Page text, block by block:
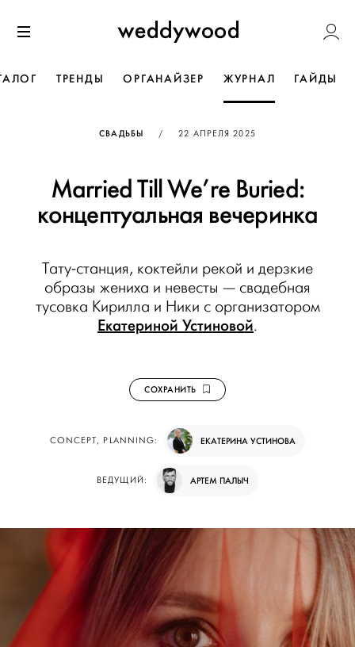
к содержанию
Weddywood
ТРЕНДЫ ОРГАНАЙЗЕР ЖУРНАЛ ГАЙДЫ
СВАДЬБЫ / ОПУБЛИКОВАНО
22 АПРЕЛЯ 2025
Married Till We’re Buried:
концептуальная вечеринка
Тату-станция, коктейли рекой и дерзкие
образы жениха и невесты — свадебная
тусовка Кирилла и Ники с организатором
Екатериной Устиновой.
СОХРАНИТЬ
CONCEPT, PLANNING: ЕКАТЕРИНА УСТИНОВА
ВЕДУЩИЙ: АРТЕМ ПАЛЫЧ